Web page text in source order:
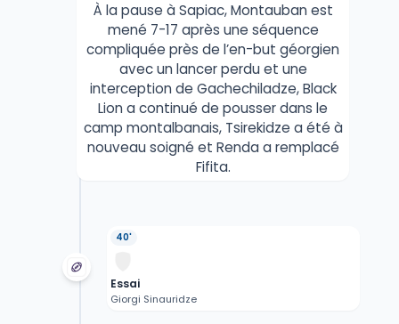
À la pause à Sapiac, Montauban est
mené 7-17 après une séquence
compliquée près de l’en-but géorgien
avec un lancer perdu et une
interception de Gachechiladze, Black
Lion a continué de pousser dans le
camp montalbanais, Tsirekidze a été à
nouveau soigné et Renda a remplacé
Fifita.
40'
Essai
Giorgi Sinauridze